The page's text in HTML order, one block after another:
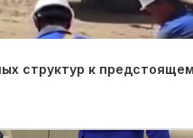
структур к